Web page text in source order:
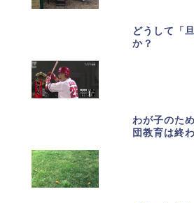
どうして「
か？
わが子のた
団教育は終